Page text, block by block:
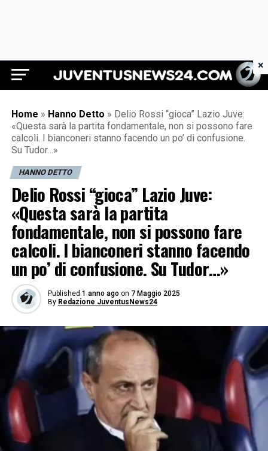
Juventus News 24
Home » Hanno Detto » Delio Rossi “gioca” Lazio Juve:
«Questa sarà la partita fondamentale, non si possono fare
calcoli. I bianconeri stanno facendo un po’ di confusione.
Su Tudor…»
HANNO DETTO
Delio Rossi “gioca” Lazio Juve:
«Questa sarà la partita
fondamentale, non si possono fare
calcoli. I bianconeri stanno facendo
un po’ di confusione. Su Tudor…»
Published 1 anno ago on 7 Maggio 2025
By Redazione JuventusNews24
×